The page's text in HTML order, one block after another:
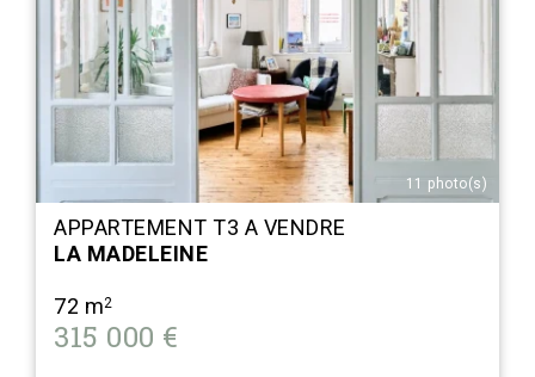
11 photo(s)
APPARTEMENT T3 A VENDRE
LA MADELEINE
72 m2
315 000 €